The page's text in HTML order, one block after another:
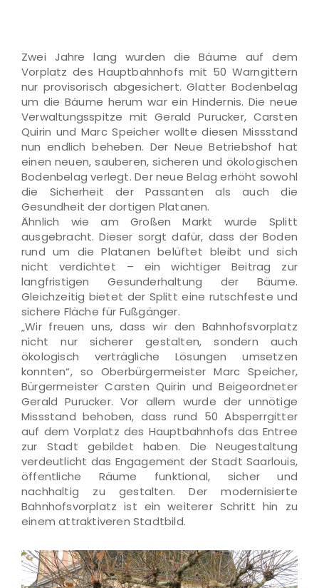
Zwei Jahre lang wurden die Bäume auf dem
Vorplatz des Hauptbahnhofs mit 50 Warngittern
nur provisorisch abgesichert. Glatter Bodenbelag
um die Bäume herum war ein Hindernis. Die neue
Verwaltungsspitze mit Gerald Purucker, Carsten
Quirin und Marc Speicher wollte diesen Missstand
nun endlich beheben. Der Neue Betriebshof hat
einen neuen, sauberen, sicheren und ökologischen
Bodenbelag verlegt. Der neue Belag erhöht sowohl
die Sicherheit der Passanten als auch die
Gesundheit der dortigen Platanen.
Ähnlich wie am Großen Markt wurde Splitt
ausgebracht. Dieser sorgt dafür, dass der Boden
rund um die Platanen belüftet bleibt und sich
nicht verdichtet – ein wichtiger Beitrag zur
langfristigen Gesunderhaltung der Bäume.
Gleichzeitig bietet der Splitt eine rutschfeste und
sichere Fläche für Fußgänger.
„Wir freuen uns, dass wir den Bahnhofsvorplatz
nicht nur sicherer gestalten, sondern auch
ökologisch verträgliche Lösungen umsetzen
konnten“, so Oberbürgermeister Marc Speicher,
Bürgermeister Carsten Quirin und Beigeordneter
Gerald Purucker. Vor allem wurde der unnötige
Missstand behoben, dass rund 50 Absperrgitter
auf dem Vorplatz des Hauptbahnhofs das Entree
zur Stadt gebildet haben. Die Neugestaltung
verdeutlicht das Engagement der Stadt Saarlouis,
öffentliche Räume funktional, sicher und
nachhaltig zu gestalten. Der modernisierte
Bahnhofsvorplatz ist ein weiterer Schritt hin zu
einem attraktiveren Stadtbild.